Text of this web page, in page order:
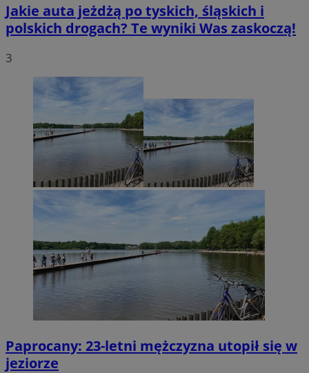
Jakie auta jeżdżą po tyskich, śląskich i
polskich drogach? Te wyniki Was zaskoczą!
3
Paprocany: 23-letni mężczyzna utopił się w
jeziorze